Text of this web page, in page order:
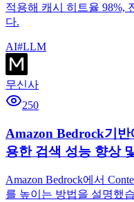
적용해 캐시 히트율 98%,
다.
AI#LLM
무신사
250
Amazon Bedrock기
용한 검색 성능 향상
Amazon Bedrock에서
를 높이는 방법을 설명했